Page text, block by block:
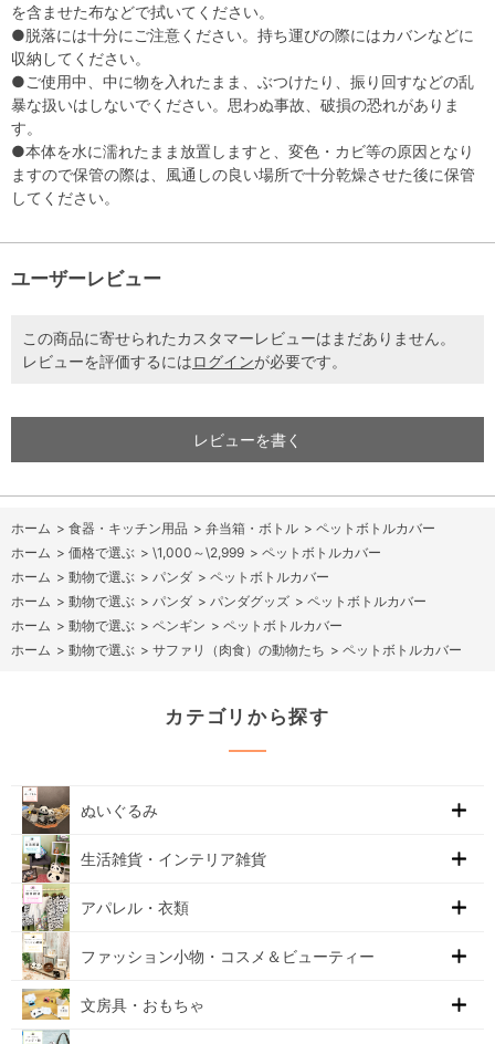
を含ませた布などで拭いてください。
●脱落には十分にご注意ください。持ち運びの際にはカバンなどに
収納してください。
●ご使用中、中に物を入れたまま、ぶつけたり、振り回すなどの乱
暴な扱いはしないでください。思わぬ事故、破損の恐れがありま
す。
●本体を水に濡れたまま放置しますと、変色・カビ等の原因となり
ますので保管の際は、風通しの良い場所で十分乾燥させた後に保管
してください。
ユーザーレビュー
この商品に寄せられたカスタマーレビューはまだありません。
レビューを評価するにはログインが必要です。
レビューを書く
ホーム > 食器・キッチン用品 > 弁当箱・ボトル > ペットボトルカバー
ホーム > 価格で選ぶ > \1,000～\2,999 > ペットボトルカバー
ホーム > 動物で選ぶ > パンダ > ペットボトルカバー
ホーム > 動物で選ぶ > パンダ > パンダグッズ > ペットボトルカバー
ホーム > 動物で選ぶ > ペンギン > ペットボトルカバー
ホーム > 動物で選ぶ > サファリ（肉食）の動物たち > ペットボトルカバー
カテゴリから探す
ぬいぐるみ
生活雑貨・インテリア雑貨
アパレル・衣類
ファッション小物・コスメ＆ビューティー
文房具・おもちゃ